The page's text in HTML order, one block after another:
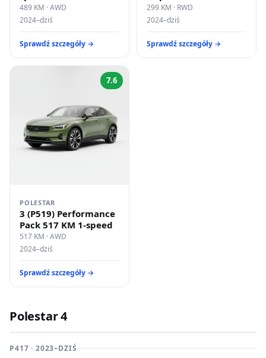
489 KM · AWD
2024–dziś
Sprawdź szczegóły →
299 KM · RWD
2024–dziś
Sprawdź szczegóły →
7.6
POLESTAR
3 (P519) Performance
Pack 517 KM 1-speed
517 KM · AWD
2024–dziś
Sprawdź szczegóły →
Polestar 4
P417 · 2023–DZIŚ